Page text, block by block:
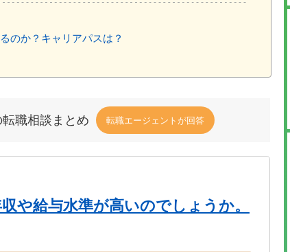
のか？キャリアパスは？
職相談まとめ 転職エージェントが回答
や給与水準が高いのでしょうか。